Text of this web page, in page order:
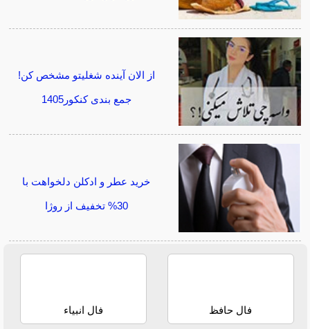
از الان آینده شغلیتو مشخص کن!
جمع بندی کنکور1405
خرید عطر و ادکلن دلخواهت با
30% تخفیف از روژا
فال حافظ فال انبیاء